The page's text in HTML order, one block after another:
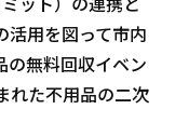
活用を図って市内
の無料回収イベン
れた不用品の二次